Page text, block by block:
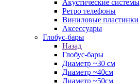
Акустические системы
Ретро телефоны
Виниловые пластинки
Аксессуары
Глобус-бары
Назад
Глобус-бары
Диаметр ~30 см
Диаметр ~40см
Диаметр ~50см